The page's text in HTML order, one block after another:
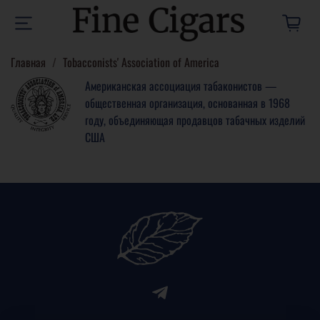
Главная
Tobacconists' Association of America
Американская ассоциация табаконистов —
общественная организация, основанная в 1968
году, объединяющая продавцов табачных изделий
США